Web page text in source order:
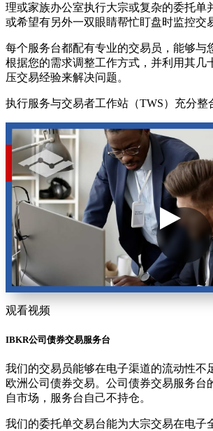
理或家族办公室执行大宗或复杂的委托单
或希望有另外一双眼睛帮忙盯盘时监控交
每个服务台都配有专业的交易员，能够与
根据您的需求调整工作方式，并利用其几
压交易经验来解决问题。
执行服务与交易者工作站（TWS）充分整
观看视频
IBKR公司债券交易服务台
我们的交易员能够在电子渠道的流动性不
欧洲公司债券交易。公司债券交易服务台
自市场，服务台自己不持仓。
我们的委托单交易台能为大宗交易在电子